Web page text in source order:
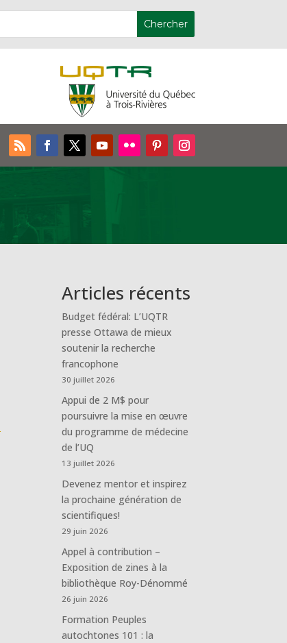
Articles récents
Budget fédéral: L’UQTR
presse Ottawa de mieux
soutenir la recherche
francophone
30 juillet 2026
Appui de 2 M$ pour
poursuivre la mise en œuvre
du programme de médecine
de l’UQ
13 juillet 2026
Devenez mentor et inspirez
la prochaine génération de
scientifiques!
29 juin 2026
Appel à contribution –
Exposition de zines à la
bibliothèque Roy-Dénommé
26 juin 2026
Formation Peuples
autochtones 101 : la